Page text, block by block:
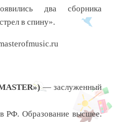
два сборника
в спину».
— заслуженный
РФ. Образование высшее.